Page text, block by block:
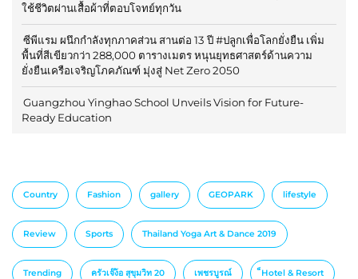
ใช้ชีวิตผ่านเสื้อผ้าที่ตอบโจทย์ทุกวัน
ซีพีแรม ผนึกกำลังทุกภาคส่วน สานต่อ 13 ปี #ปลูกเพื่อโลกยั่งยืน เพิ่ม
พื้นที่สีเขียวกว่า 288,000 ตารางเมตร หนุนยุทธศาสตร์ด้านความ
ยั่งยืนเครือเจริญโภคภัณฑ์ มุ่งสู่ Net Zero 2050
Guangzhou Yinghao School Unveils Vision for Future-
Ready Education
Country Fashion gallery GEOPARK lifestyle
Review Sports Thailand Yoga Art & Dance 2019
Trending ครัวเจ๊ง้อ สุขุมวิท 20 เพชรบูรณ์ ็Hotel & Resort